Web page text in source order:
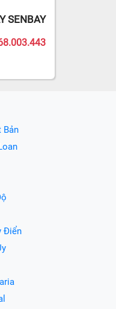
SENBAY
Bản
Điển